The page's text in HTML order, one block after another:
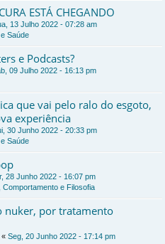
ESTÁ CHEGANDO
13 Julho 2022 - 07:28 am
Saúde
e Podcasts?
09 Julho 2022 - 16:13 pm
que vai pelo ralo do esgoto,
experiência
30 Junho 2022 - 20:33 pm
Saúde
28 Junho 2022 - 16:07 pm
Comportamento e Filosofia
nuker, por tratamento
« Seg, 20 Junho 2022 - 17:14 pm